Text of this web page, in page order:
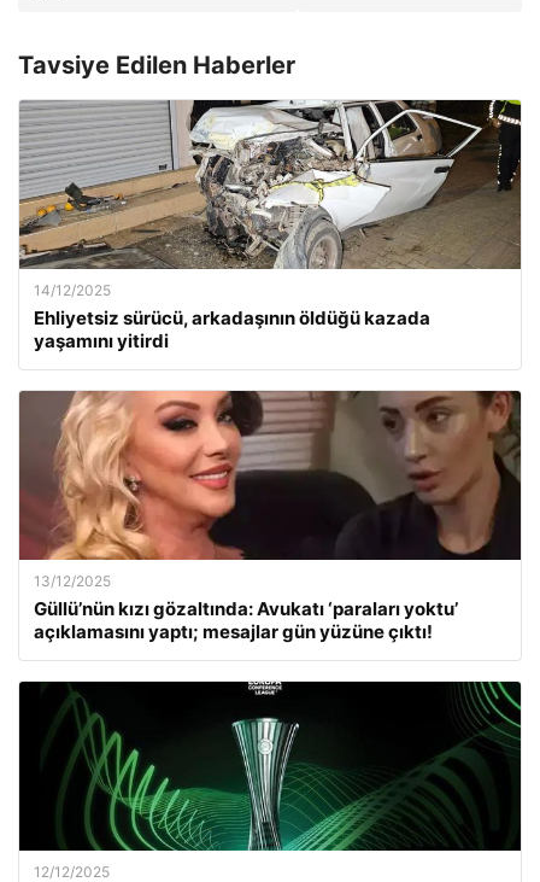
Tavsiye Edilen Haberler
14/12/2025
Ehliyetsiz sürücü, arkadaşının öldüğü kazada
yaşamını yitirdi
13/12/2025
Güllü’nün kızı gözaltında: Avukatı ‘paraları yoktu’
açıklamasını yaptı; mesajlar gün yüzüne çıktı!
12/12/2025